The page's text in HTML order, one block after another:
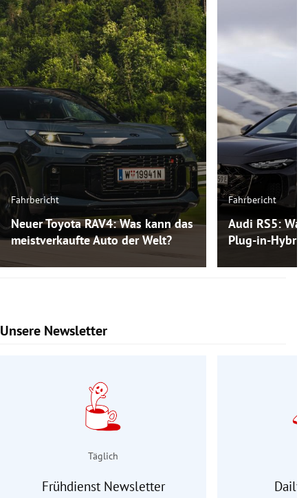
Fahrbericht
Neuer Toyota RAV4: Was kann das
meistverkaufte Auto der Welt?
Fahrbericht
Audi RS5:
Plug-in-
Unsere Newsletter
Slide 1 von 9
Täglich
Frühdienst Newsletter Daily